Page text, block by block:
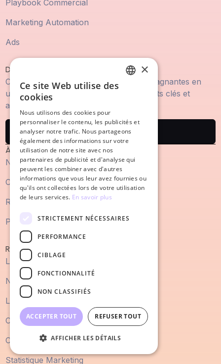
Playbook Commercial
Marketing Automation
Ads
Découvrez Cuevr
Créez des propositions commerciales gagnantes en
un temps record, identifiez les arguments clés et
accélérez votre cycle de vente.
Testez Cuevr
À propos
Notre agence
Cas clients
Recrutement
Plan du site
Ressources
Les articles blog
Nos templates
Les Vidéos experts
Choisir ses outils
Comprendre les biais cognitifs
Statistique Marketing
×
Ce site Web utilise des
cookies
Nous utilisons des cookies pour
personnaliser le contenu, les publicités et
analyser notre trafic. Nous partageons
également des informations sur votre
utilisation de notre site avec nos
partenaires de publicité et d'analyse qui
peuvent les combiner avec d'autres
informations que vous leur avez fournies ou
qu'ils ont collectées lors de votre utilisation
de leurs services. En savoir plus
STRICTEMENT NÉCESSAIRES
PERFORMANCE
CIBLAGE
FONCTIONNALITÉ
NON CLASSIFIÉS
ACCEPTER TOUT REFUSER TOUT
AFFICHER LES DÉTAILS